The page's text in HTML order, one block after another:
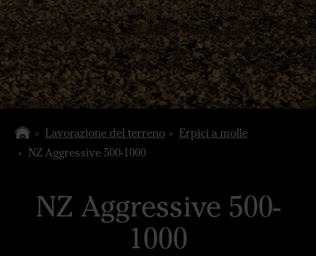
Lavorazione del terreno
Erpici a molle
NZ Aggressive 500-1000
NZ Aggressive 500-
1000